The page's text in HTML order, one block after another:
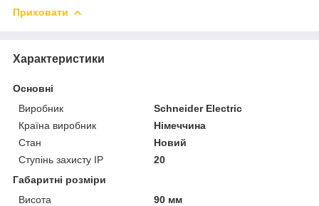
Приховати
Характеристики
Основні
Виробник
Schneider Electric
Країна виробник
Німеччина
Стан
Новий
Ступінь захисту IP
20
Габаритні розміри
Висота
90 мм